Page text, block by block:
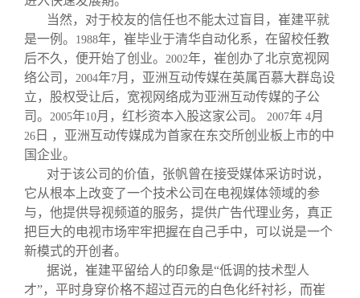
当然，对于校友的信任也不能太过盲目，崔建平就
是一例。
1988年，崔毕业于清华自动化系，在留校任教
后不久，便开始了创业。
2002年，崔创办了北京宽视网
络公司，
2004年7月，亚洲互动传媒在英属百慕大群岛设
立，股权受让后，宽视网络成为亚洲互动传媒的子公
司。
2005年10月，红杉资本入股这家公司。 2007年 4月
26 日 ，亚洲互动传媒成为首家在东交所创业板上市的中
国企业。
对于该公司的价值，张帆曾在接受媒体采访时说，
它从根本上改变了一个技术公司在电视媒体领域的参
与，他提供导视频道的服务，提供广告代理业务，真正
把巨大的电视市场牢牢把握在自己手中，可以说是一个
新模式的开创者。
据说，崔建平留给人的印象是“低调的技术型人
才”，平时身穿价格不超过百元的白色化纤衬衫，而崔